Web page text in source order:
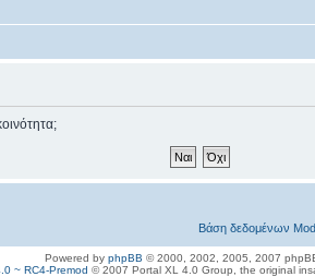
Βάση δεδομένων
Powered byphpBB © 2000, 2002, 2005, 2007
~ RC4-Premod © 2007 Portal XL 4.0 Group, the original